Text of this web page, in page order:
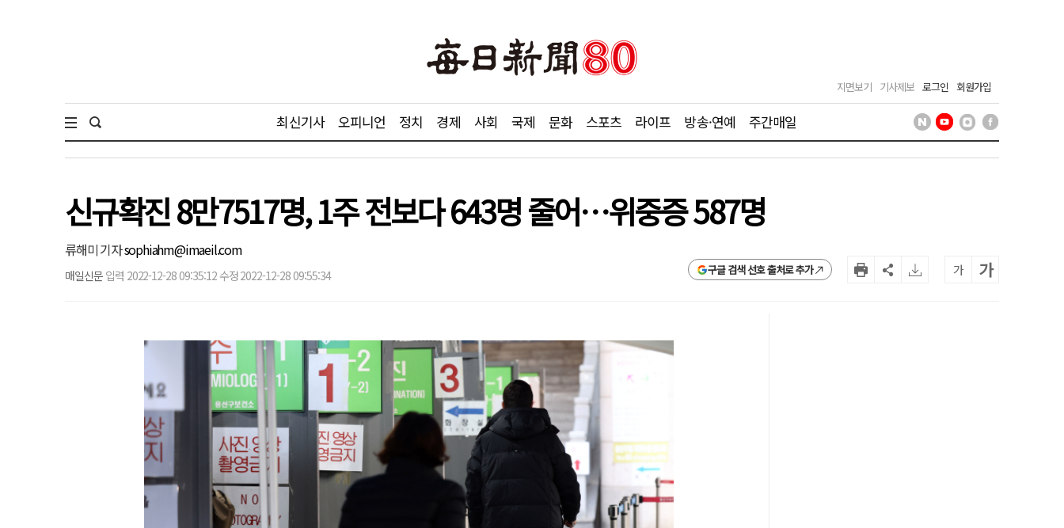
지면보기 기사제보 로그인 회원가입
최신기사 오피니언 정치 경제 사회 국제 문화 스포츠 라이프 방송·연예 주간매일
신규확진 8만7517명, 1주 전보다 643명 줄어…위중증 587명
류해미 기자sophiahm@imaeil.com
매일신문 입력 2022-12-28 09:35:12 수정 2022-12-28 09:55:34 구글 검색 선호 출처로 추가 가 가